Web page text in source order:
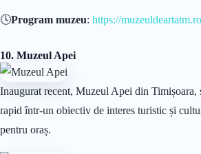
🕓Program muzeu: https://
10. Muzeul Apei
Inaugurat recent, Muzeul Apei din Timișoara,
rapid într-un obiectiv de interes turistic și
pentru oraș.